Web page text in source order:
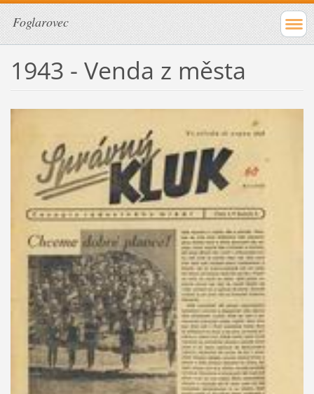
Foglarovec
1943 - Venda z města